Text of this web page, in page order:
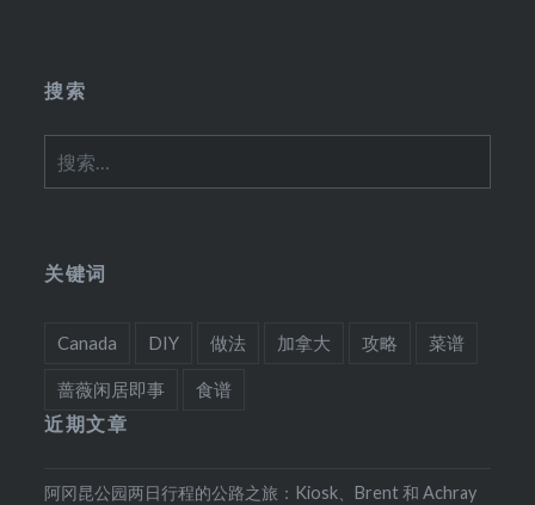
搜索
索：
关键词
Canada DIY 做法 加拿大 攻略 菜谱
蔷薇闲居即事 食谱
近期文章
阿冈昆公园两日行程的公路之旅：Kiosk、Brent 和 Achray